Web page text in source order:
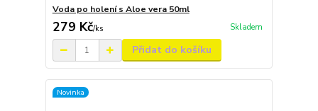
Voda po holení s Aloe vera 50ml
279 Kč/ks Skladem
Přidat do košíku
Novinka